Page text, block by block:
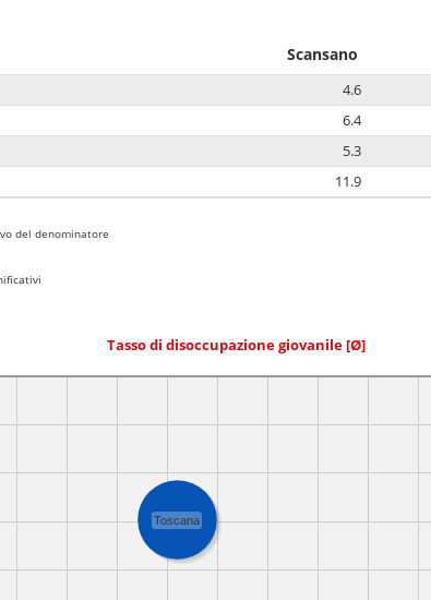
Scansano
4.6
6.4
5.3
11.9
del denominatore
Tasso di disoccupazione giovanile [Ø]
Toscana